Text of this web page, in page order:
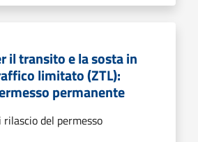
il transito e la sosta in
limitato (ZTL):
permanente
del permesso